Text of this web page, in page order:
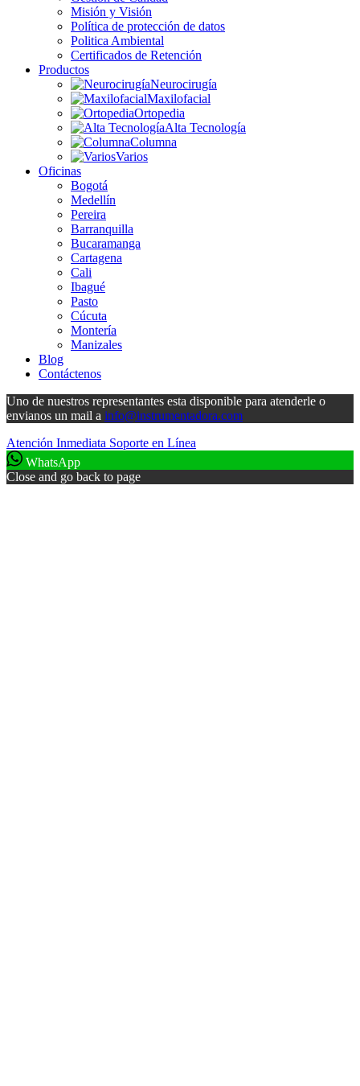
Misión y Visión
Política de protección de datos
Politica Ambiental
Certificados de Retención
Productos
Neurocirugía
Maxilofacial
Ortopedia
Alta Tecnología
Columna
Varios
Oficinas
Bogotá
Medellín
Pereira
Barranquilla
Bucaramanga
Cartagena
Cali
Ibagué
Pasto
Cúcuta
Montería
Manizales
Blog
Contáctenos
Uno de nuestros representantes esta disponible para atenderle o
envianos un mail a info@instrumentadora.com
Atención Inmediata Soporte en Línea
WhatsApp
Close and go back to page